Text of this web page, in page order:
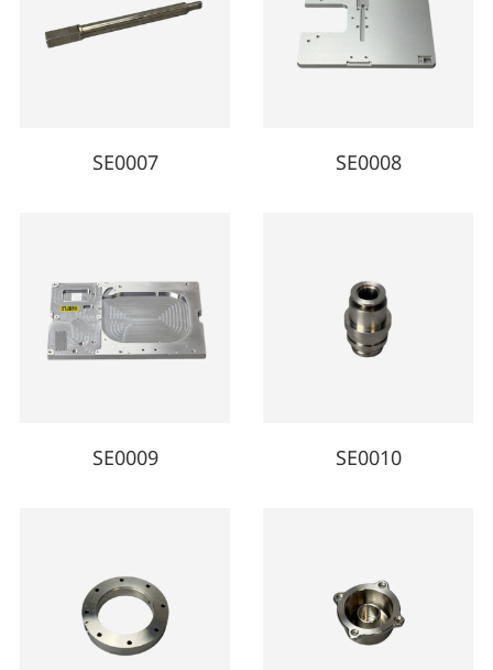
SE0007 SE0008
SE0009 SE0010